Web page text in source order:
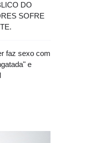
DO
SOFRE
faz sexo com
e